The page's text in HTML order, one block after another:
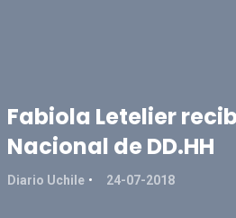
Fabiola Letelier
Nacional de DD.HH
Diario Uchile 24-07-2018